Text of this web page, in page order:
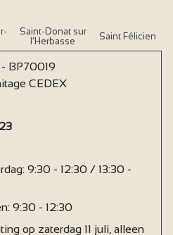
Saint-Donat sur
l’Herbasse
Saint Félicien
BP70019
CEDEX
9:30 - 12:30 / 13:30 -
9:30 - 12:30
op zaterdag 11 juli, alleen